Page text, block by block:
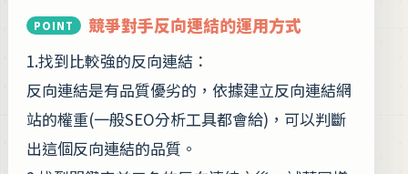
競爭對手反向連結的運用方式
1.找到比較強的反向連結：
反向連結是有品質優劣的，依據建立反向連結網
站的權重(一般SEO分析工具都會給)，可以判斷
出這個反向連結的品質。